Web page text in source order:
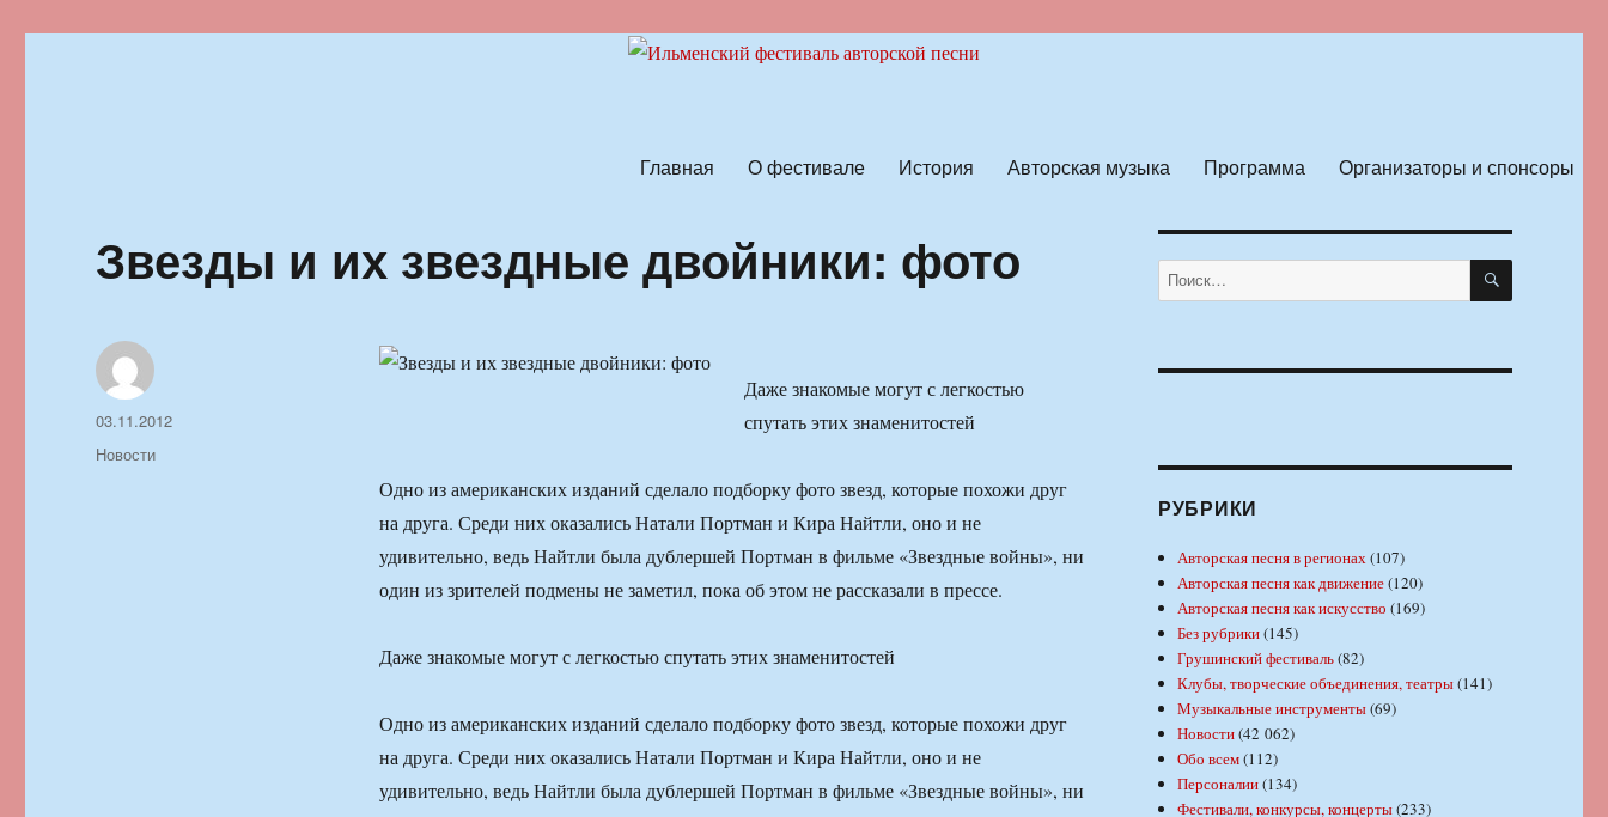
Главная О фестивале История Авторская музыка Программа Организаторы и спонсоры
Звезды и их звездные двойники: фото
Даже знакомые могут с легкостью
спутать этих знаменитостей
Одно из американских изданий сделало подборку фото звезд, которые похожи друг
на друга. Среди них оказались Натали Портман и Кира Найтли, оно и не
удивительно, ведь Найтли была дублершей Портман в фильме «Звездные войны», ни
один из зрителей подмены не заметил, пока об этом не рассказали в прессе.
Даже знакомые могут с легкостью спутать этих знаменитостей
Одно из американских изданий сделало подборку фото звезд, которые похожи друг
на друга. Среди них оказались Натали Портман и Кира Найтли, оно и не
удивительно, ведь Найтли была дублершей Портман в фильме «Звездные войны», ни
Автор
Опубликовано
03.11.2012
Рубрики
Новости
Искать: ПОИСК
РУБРИКИ
Авторская песня в регионах(107)
Авторская песня как движение(120)
Авторская песня как искусство (169)
Без рубрики(145)
Грушинский фестиваль(82)
Клубы, творческие объединения, театры(141)
Музыкальные инструменты(69)
Новости(42 062)
Обо всем(112)
Персоналии(134)
Фестивали, конкурсы, концерты(233)